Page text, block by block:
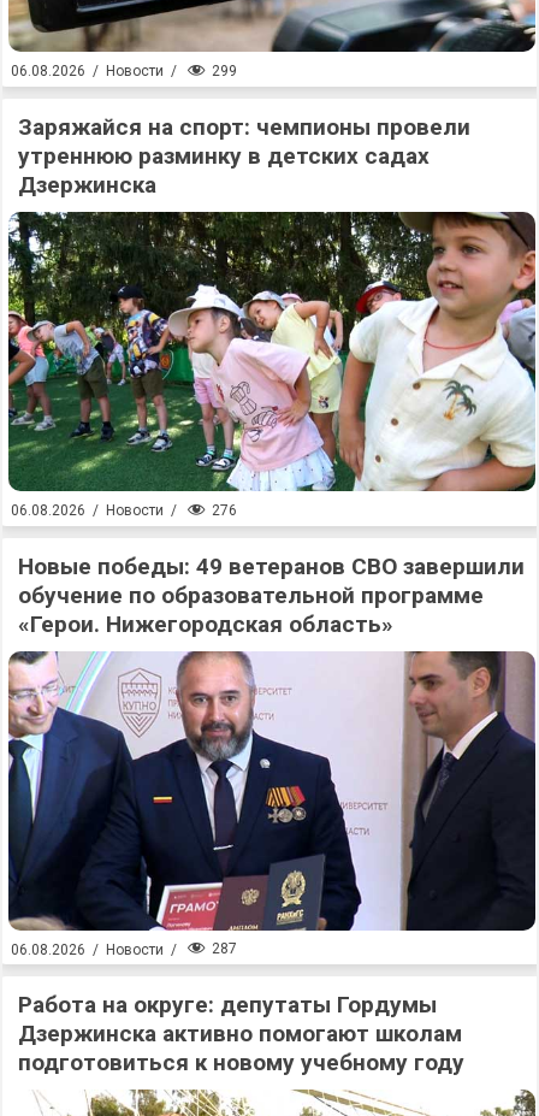
06.08.2026 / Новости / 299
Заряжайся на спорт: чемпионы провели
утреннюю разминку в детских садах
Дзержинска
06.08.2026 / Новости / 276
Новые победы: 49 ветеранов СВО завершили
обучение по образовательной программе
«Герои. Нижегородская область»
06.08.2026 / Новости / 287
Работа на округе: депутаты Гордумы
Дзержинска активно помогают школам
подготовиться к новому учебному году